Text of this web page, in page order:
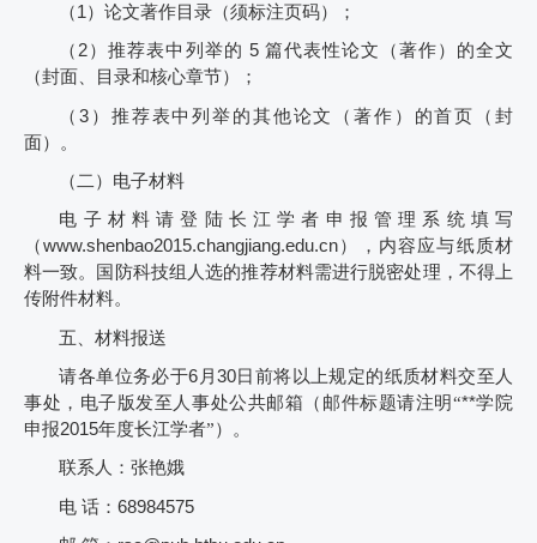
（1）论文著作目录（须标注页码）；
（ 2）推荐表中列举的 5 篇代表性论文（著作）的全文
（封面、目录和核心章节）；
（3 ）推荐表中列举的其他论文（著作）的首页（封
面）。
（二）电子材料
电子材料请登陆长江学者申报管理系统填写
（www.shenbao2015.changjiang.edu.cn），内容应与纸质材
料一致。国防科技组人选的推荐材料需进行脱密处理，不得上
传附件材料。
五、材料报送
请各单位务必于6 月 30日前将以上规定的纸质材料交至人
事处，电子版发至人事处公共邮箱（邮件标题请注明“**学院
申报2015年度长江学者”）。
联系人：张艳娥
电 话：68984575